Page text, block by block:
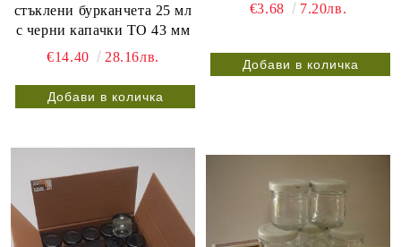
стъклени бурканчета 25 мл
с черни капачки ТО 43 мм
€14.40
28.16лв.
€3.68 7.20лв.